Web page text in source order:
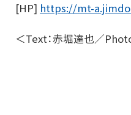
[HP] https://mt-
＜Text：赤堀達也／